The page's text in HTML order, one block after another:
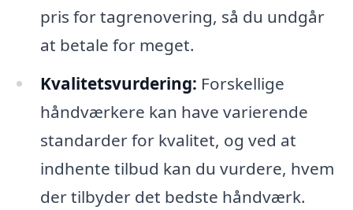
pris for tagrenovering, så du undgår
at betale for meget.
Kvalitetsvurdering: Forskellige
håndværkere kan have varierende
standarder for kvalitet, og ved at
indhente tilbud kan du vurdere, hvem
der tilbyder det bedste håndværk.